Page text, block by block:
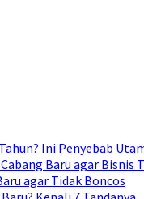
Ini Penyebab
Baru agar Bisnis
agar Tidak Boncos